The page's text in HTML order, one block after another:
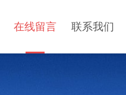
在线留言 联系我们